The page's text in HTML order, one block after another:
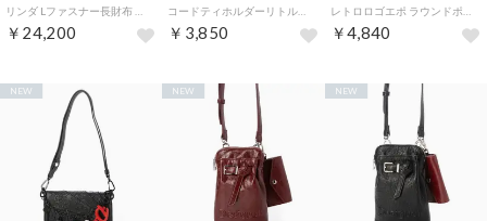
￥24,200 ￥3,850 ￥4,840
NEW NEW NEW